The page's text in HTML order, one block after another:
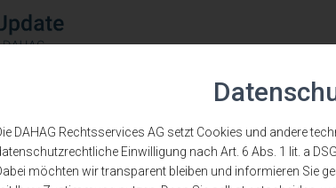
DAHAG Rechtsservices AG setzt Cookies und andere
Einwilligung nach Art. 6 Abs. 1 lit. a
möchten wir transparent bleiben und informieren Sie